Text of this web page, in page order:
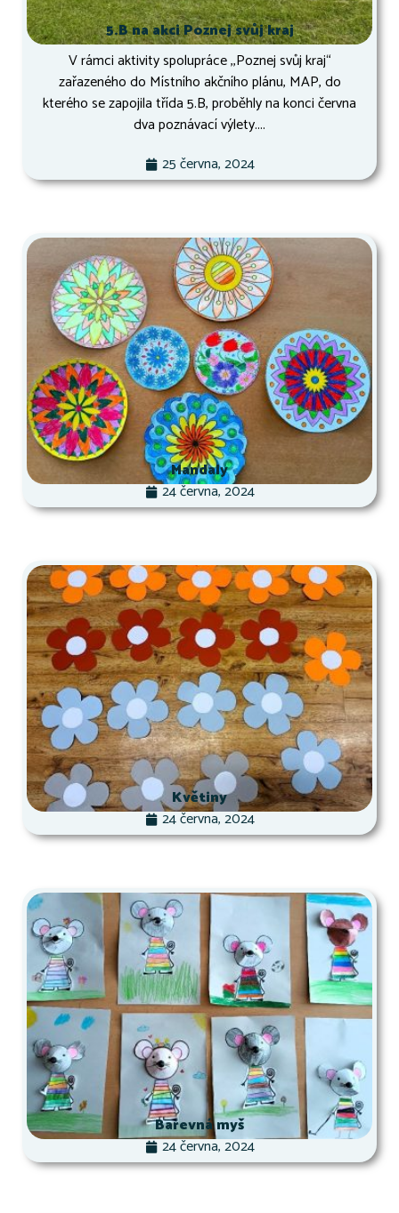
5.B na akci Poznej svůj kraj
V rámci aktivity spolupráce ,,Poznej svůj kraj“
zařazeného do Místního akčního plánu, MAP, do
kterého se zapojila třída 5.B, proběhly na konci června
dva poznávací výlety....
25 června, 2024
Mandaly
24 června, 2024
Květiny
24 června, 2024
Barevná myš
24 června, 2024